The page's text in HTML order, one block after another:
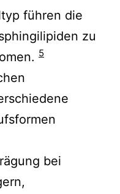
führen die
zu
5
bei